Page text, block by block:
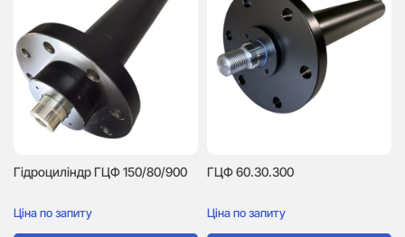
Гідроциліндр ГЦФ 150/80/900
Ціна по запиту
ГЦФ 60.30.300
Ціна по запиту